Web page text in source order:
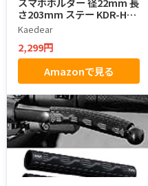
さ203mm ステー KDR-H4
W-BK (ブラック)
Kaedear
2,299円
Amazonで見る